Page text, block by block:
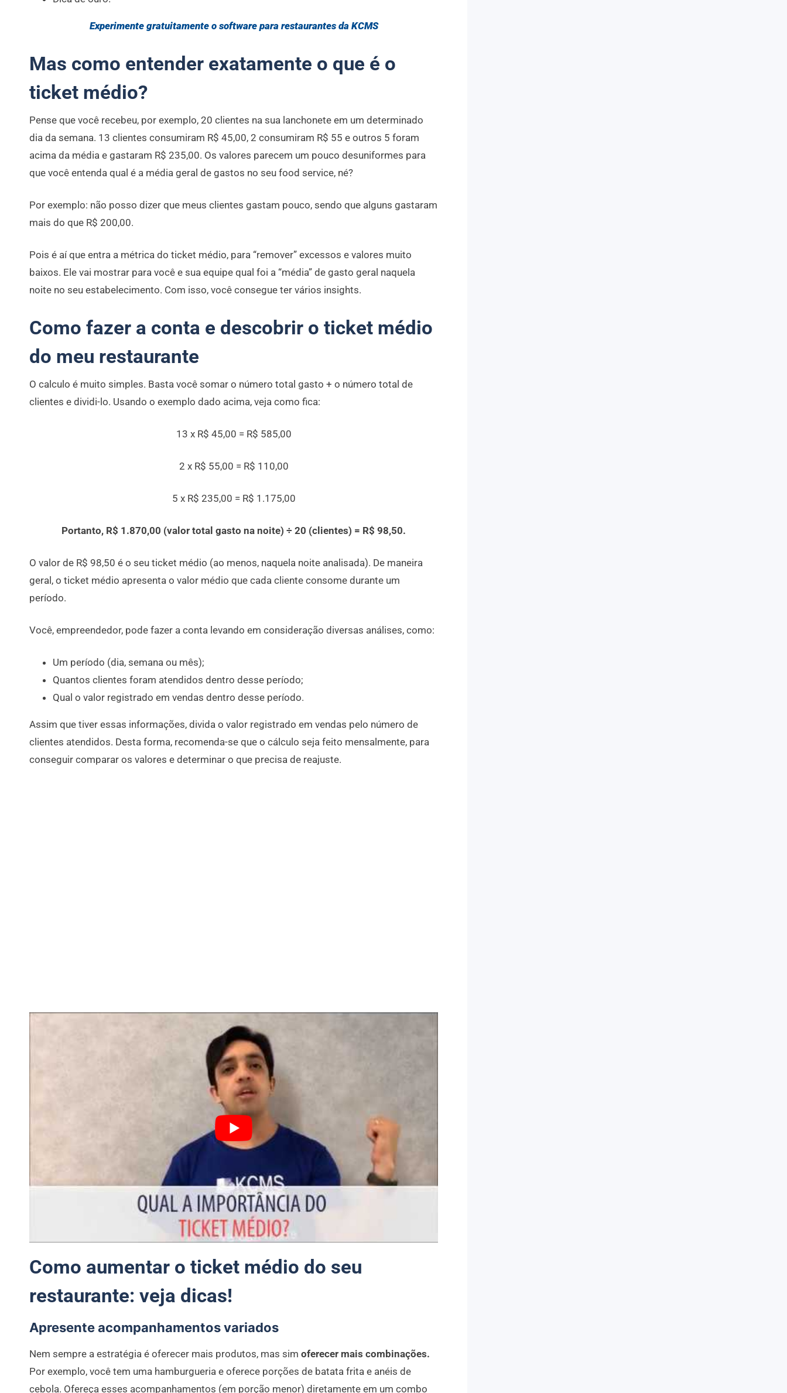
Experimente gratuitamente o software para restaurantes da KCMS
Mas como entender exatamente o que é o
ticket médio?
Pense que você recebeu, por exemplo, 20 clientes na sua lanchonete em um determinado
dia da semana. 13 clientes consumiram R$ 45,00, 2 consumiram R$ 55 e outros 5 foram
acima da média e gastaram R$ 235,00. Os valores parecem um pouco desuniformes para
que você entenda qual é a média geral de gastos no seu food service, né?
Por exemplo: não posso dizer que meus clientes gastam pouco, sendo que alguns gastaram
mais do que R$ 200,00.
Pois é aí que entra a métrica do ticket médio, para “remover” excessos e valores muito
baixos. Ele vai mostrar para você e sua equipe qual foi a “média” de gasto geral naquela
noite no seu estabelecimento. Com isso, você consegue ter vários insights.
Como fazer a conta e descobrir o ticket médio
do meu restaurante
O calculo é muito simples. Basta você somar o número total gasto + o número total de
clientes e dividi-lo. Usando o exemplo dado acima, veja como fica:
13 x R$ 45,00 = R$ 585,00
2 x R$ 55,00 = R$ 110,00
5 x R$ 235,00 = R$ 1.175,00
Portanto, R$ 1.870,00 (valor total gasto na noite) ÷ 20 (clientes) = R$ 98,50.
O valor de R$ 98,50 é o seu ticket médio (ao menos, naquela noite analisada). De maneira
geral, o ticket médio apresenta o valor médio que cada cliente consome durante um
período.
Você, empreendedor, pode fazer a conta levando em consideração diversas análises, como:
Um período (dia, semana ou mês);
Quantos clientes foram atendidos dentro desse período;
Qual o valor registrado em vendas dentro desse período.
Assim que tiver essas informações, divida o valor registrado em vendas pelo número de
clientes atendidos. Desta forma, recomenda-se que o cálculo seja feito mensalmente, para
conseguir comparar os valores e determinar o que precisa de reajuste.
Como aumentar o ticket médio do seu
restaurante: veja dicas!
Apresente acompanhamentos variados
Nem sempre a estratégia é oferecer mais produtos, mas sim oferecer mais combinações.
Por exemplo, você tem uma hamburgueria e oferece porções de batata frita e anéis de
cebola. Ofereça esses acompanhamentos (em porção menor) diretamente em um combo